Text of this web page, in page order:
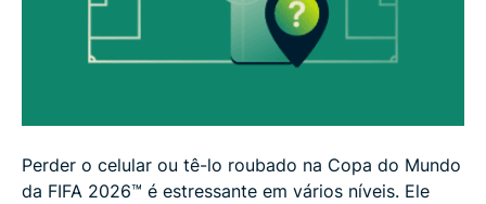
Perder o celular ou tê-lo roubado na Copa do Mundo
da FIFA 2026™ é estressante em vários níveis. Ele